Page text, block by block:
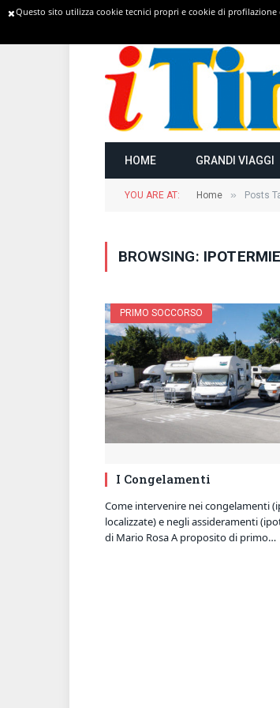
TRENDING
HOME GRANDI VIAGGI
YOU ARE AT: Home » Posts
BROWSING:
PRIMO SOCCORSO
I Congelamenti
Come intervenire nei congelamenti
localizzate) e negli assideramenti
di Mario Rosa A proposito di primo…
Questo sito utilizza cookie tecnici propri e cookie di